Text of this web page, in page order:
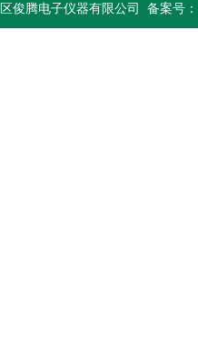
俊腾电子仪器有限公司 备案号